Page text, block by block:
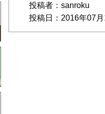
投稿者：sanroku
投稿日：2016年07